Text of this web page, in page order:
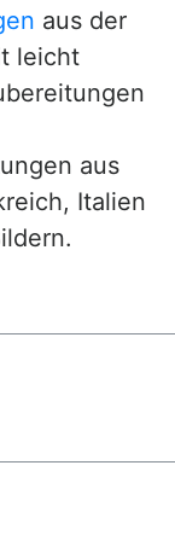
aus der
leicht
aus
Italien